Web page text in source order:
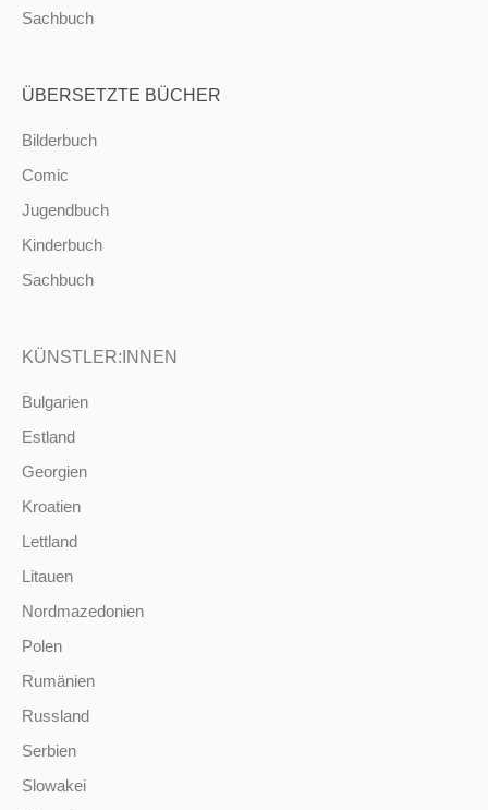
Sachbuch
ÜBERSETZTE BÜCHER
Bilderbuch
Comic
Jugendbuch
Kinderbuch
Sachbuch
KÜNSTLER:INNEN
Bulgarien
Estland
Georgien
Kroatien
Lettland
Litauen
Nordmazedonien
Polen
Rumänien
Russland
Serbien
Slowakei